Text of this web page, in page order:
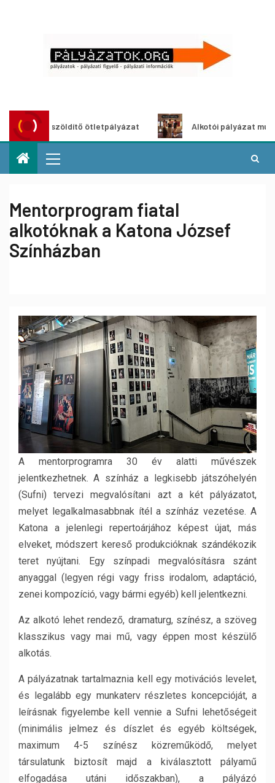
Városzöldítő ötletpályázat Alkotói pályázat
Mentorprogram fiatal
alkotóknak a Katona József
Színházban
A mentorprogramra 30 év alatti művészek
jelentkezhetnek. A színház a legkisebb játszóhelyén
(Sufni) tervezi megvalósítani azt a két pályázatot,
melyet legalkalmasabbnak ítél a színház vezetése. A
Katona a jelenlegi repertoárjához képest újat, más
elveket, módszert kereső produkcióknak szándékozik
teret nyújtani. Egy színpadi megvalósításra szánt
anyaggal (legyen régi vagy friss irodalom, adaptáció,
zenei kompozíció, vagy bármi egyéb) kell jelentkezni.
Az alkotó lehet rendező, dramaturg, színész, a szöveg
klasszikus vagy mai mű, vagy éppen most készülő
alkotás.
A pályázatnak tartalmaznia kell egy motivációs levelet,
és legalább egy munkaterv részletes koncepcióját, a
leírásnak figyelembe kell vennie a Sufni lehetőségeit
(minimális jelmez és díszlet és egyéb költségek,
maximum 4-5 színész közreműködő, melyet
társulatunk biztosít majd a kiválasztott pályamű
elfogadása utáni időszakban), a pályázó